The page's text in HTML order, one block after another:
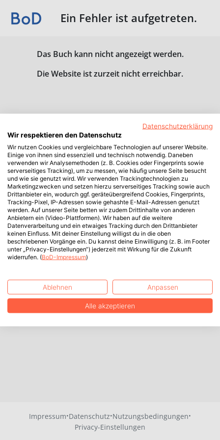
Ein Fehler ist aufgetreten.
Das Buch kann nicht angezeigt werden.
Die Website ist zurzeit nicht erreichbar.
Impressum·Datenschutz·Nutzungsbedingungen·
Privacy-Einstellungen
Datenschutzerklärung
Wir respektieren den Datenschutz
Wir nutzen Cookies und vergleichbare Technologien auf unserer Website.
Einige von ihnen sind essenziell und technisch notwendig. Daneben
verwenden wir Analysemethoden (z. B. Cookies oder Fingerprints sowie
serverseitiges Tracking), um zu messen, wie häufig unsere Seite besucht
und wie sie genutzt wird. Wir verwenden Trackingtechnologien zu
Marketingzwecken und setzen hierzu serverseitiges Tracking sowie auch
Drittanbieter ein, wodurch ggf. geräteübergreifend Cookies, Fingerprints,
Tracking-Pixel, IP-Adressen sowie gehashte E-Mail-Adressen genutzt
werden. Auf unserer Seite betten wir zudem Drittinhalte von anderen
Anbietern ein (Video-Plattformen). Wir haben auf die weitere
Datenverarbeitung und ein etwaiges Tracking durch den Drittanbieter
keinen Einfluss. Mit deiner Einstellung willigst du in die oben
beschriebenen Vorgänge ein. Du kannst deine Einwilligung (z. B. im Footer
unter „Privacy-Einstellungen“) jederzeit mit Wirkung für die Zukunft
widerrufen. (BoD-Impressum)
Ablehnen Anpassen
Alle akzeptieren